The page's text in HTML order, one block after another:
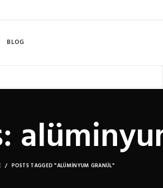
BLOG
POSTS TAGGED "ALÜMINYUM GRANÜL"